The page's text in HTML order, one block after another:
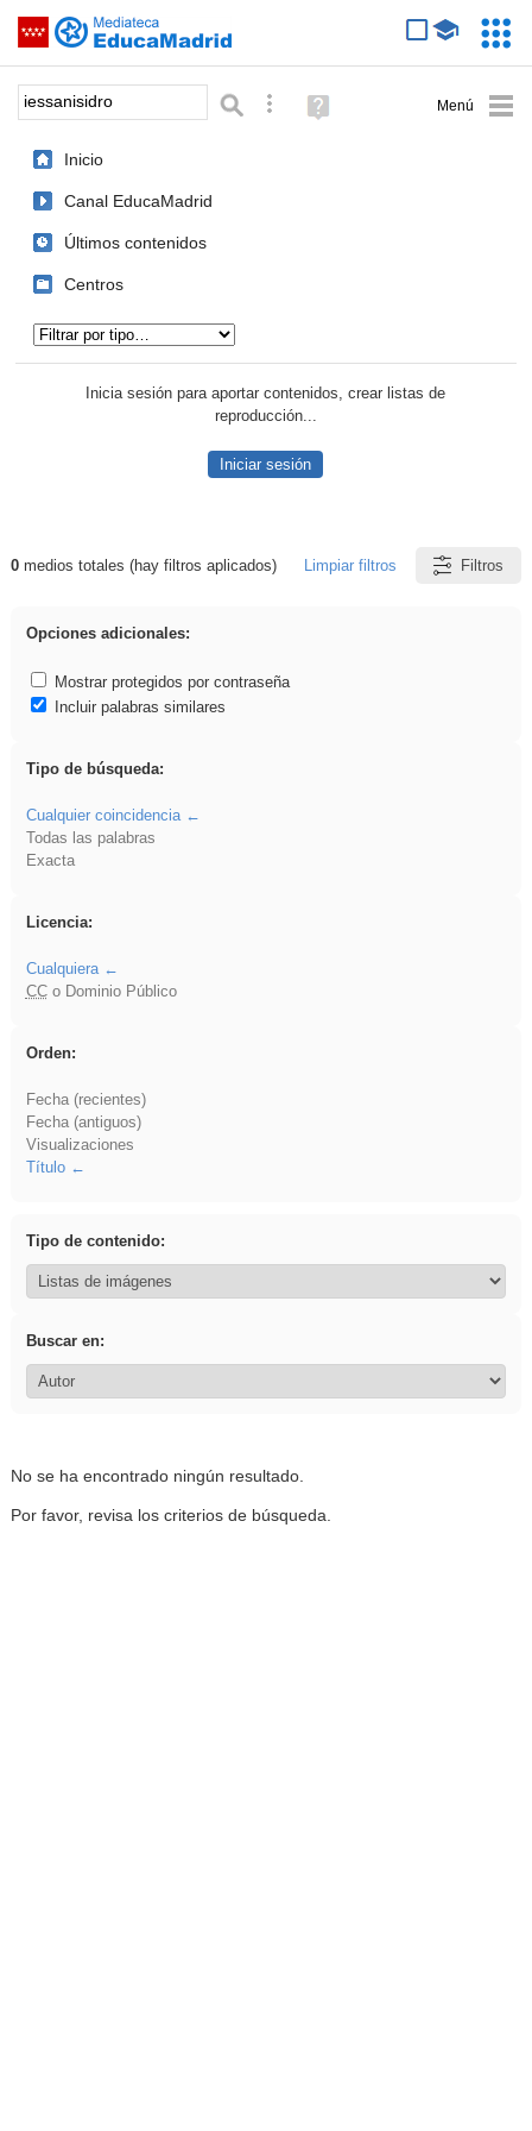
Saltar navegación
Palabra o frase: Búsqueda avanzada
Ayuda
(en
Inicio
Canal EducaMadrid
Últimos contenidos
Centros
Inicia sesión para aportar contenidos, crear listas de
reproducción...
Iniciar sesión
Resultados de: iessanisidro
0medios totales (hay filtros aplicados) Limpiar filtros Filtros
Opciones adicionales:
Mostrar protegidos por contraseña
Incluir palabras similares
Tipo de búsqueda:
Cualquier coincidencia
Todas las palabras
Exacta
Licencia:
Cualquiera
CCo Dominio Público
Orden:
Fecha (recientes)
Fecha (antiguos)
Visualizaciones
Título
Tipo de contenido:
Buscar en:
No se ha encontrado ningún resultado.
Por favor, revisa los criterios de búsqueda.